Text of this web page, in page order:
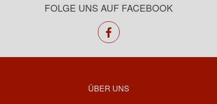
FOLGE UNS AUF FACEBOOK
facebook
ÜBER UNS